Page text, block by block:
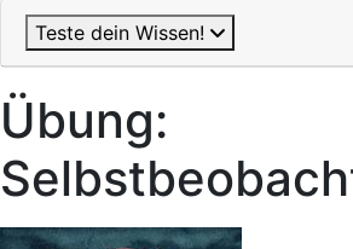
Teste dein Wissen!
Übung: